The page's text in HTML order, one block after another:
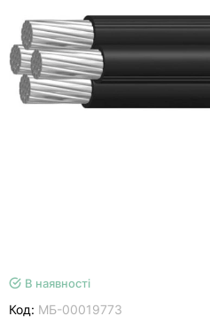
В наявності
Код: МБ-00019773